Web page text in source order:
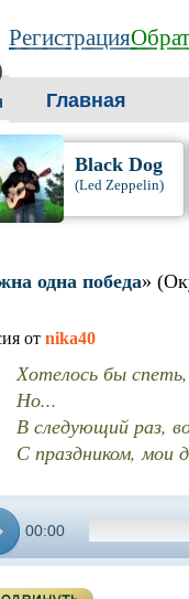
Регистрация
Главная
Black Dog
(Led Zeppelin)
одна победа»
от nika40
Хотелось бы
Но...
В следующий раз,
С праздником, мои
00:00